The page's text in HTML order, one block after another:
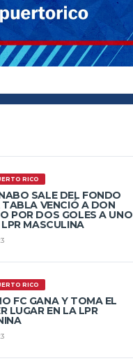
RICO
SALE DEL FONDO
TABLA VENCIÓ A DON
POR DOS GOLES A UNO
LPR MASCULINA
RICO
FC GANA Y TOMA EL
LUGAR EN LA LPR